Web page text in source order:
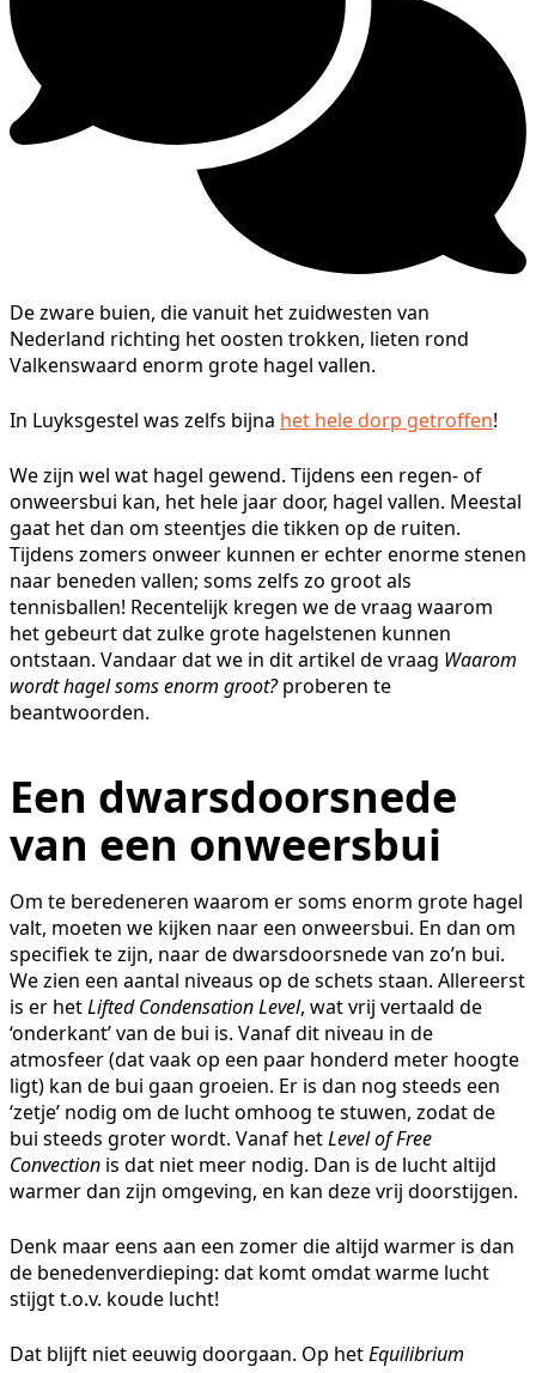
De zware buien, die vanuit het zuidwesten van
Nederland richting het oosten trokken, lieten rond
Valkenswaard enorm grote hagel vallen.
In Luyksgestel was zelfs bijna het hele dorp getroffen!
We zijn wel wat hagel gewend. Tijdens een regen- of
onweersbui kan, het hele jaar door, hagel vallen. Meestal
gaat het dan om steentjes die tikken op de ruiten.
Tijdens zomers onweer kunnen er echter enorme stenen
naar beneden vallen; soms zelfs zo groot als
tennisballen! Recentelijk kregen we de vraag waarom
het gebeurt dat zulke grote hagelstenen kunnen
ontstaan. Vandaar dat we in dit artikel de vraag Waarom
wordt hagel soms enorm groot?proberen te
beantwoorden.
Een dwarsdoorsnede
van een onweersbui
Om te beredeneren waarom er soms enorm grote hagel
valt, moeten we kijken naar een onweersbui. En dan om
specifiek te zijn, naar de dwarsdoorsnede van zo’n bui.
We zien een aantal niveaus op de schets staan. Allereerst
is er hetLifted Condensation Level, wat vrij vertaald de
‘onderkant’ van de bui is. Vanaf dit niveau in de
atmosfeer (dat vaak op een paar honderd meter hoogte
ligt) kan de bui gaan groeien. Er is dan nog steeds een
‘zetje’ nodig om de lucht omhoog te stuwen, zodat de
bui steeds groter wordt. Vanaf hetLevel of Free
Convection is dat niet meer nodig. Dan is de lucht altijd
warmer dan zijn omgeving, en kan deze vrij doorstijgen.
Denk maar eens aan een zomer die altijd warmer is dan
de benedenverdieping: dat komt omdat warme lucht
stijgt t.o.v. koude lucht!
Dat blijft niet eeuwig doorgaan. Op hetEquilibrium